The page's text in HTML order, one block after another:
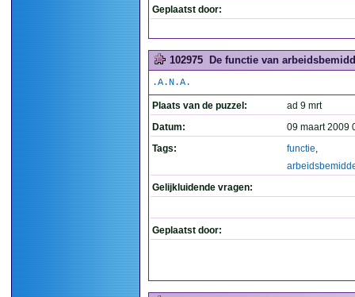
Geplaatst door:
102975 De functie van
.A.N.A.
Plaats van de puzzel:
ad 9 mrt
Datum:
09 maart 2009
Tags:
functie,
Gelijkluidende vragen:
Geplaatst door: